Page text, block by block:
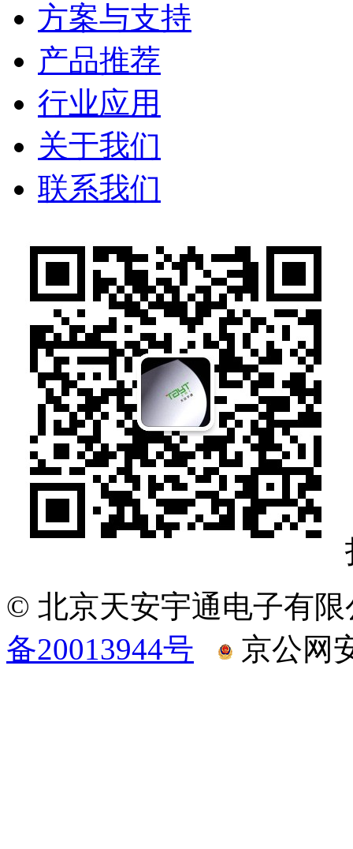
方案与支持
产品推荐
行业应用
关于我们
联系我们
© 北京天安宇通电子有
备20013944号
京公网